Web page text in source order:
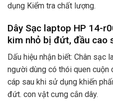
dụng Kiểm tra chất lượng.
Dây Sạc laptop HP 14-
kim nhỏ bị đứt, đầu cao
Dấu hiệu nhận biết: Chân sạc
người dùng có thói quen cuộn
cáp sau khi sử dụng khiến
đứt. con vật cưng cắn dây.